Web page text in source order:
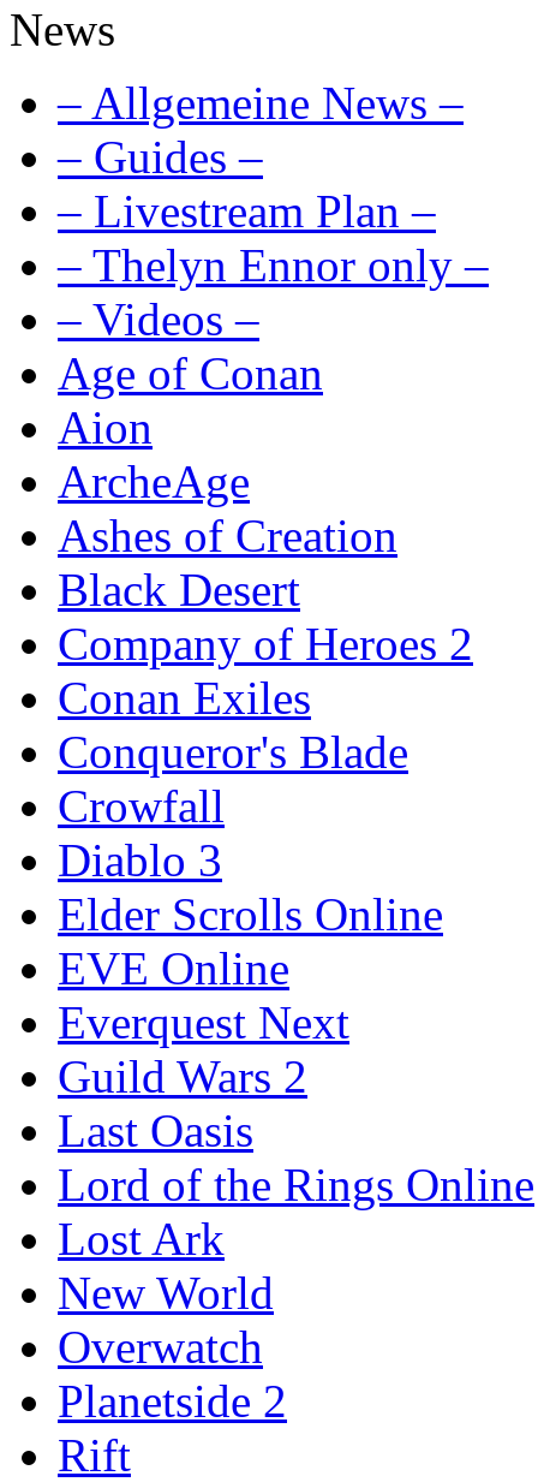
News
– Allgemeine News –
– Guides –
– Livestream Plan –
– Thelyn Ennor only –
– Videos –
Age of Conan
Aion
ArcheAge
Ashes of Creation
Black Desert
Company of Heroes 2
Conan Exiles
Conqueror's Blade
Crowfall
Diablo 3
Elder Scrolls Online
EVE Online
Everquest Next
Guild Wars 2
Last Oasis
Lord of the Rings Online
Lost Ark
New World
Overwatch
Planetside 2
Rift